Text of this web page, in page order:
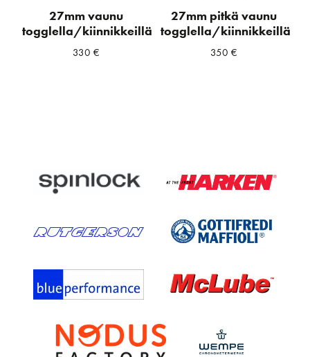
27mm vaunu
togglella/kiinnikkeillä
330 €
27mm pitkä vaunu
togglella/kiinnikkeillä
350€